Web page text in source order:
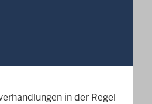
in der Regel